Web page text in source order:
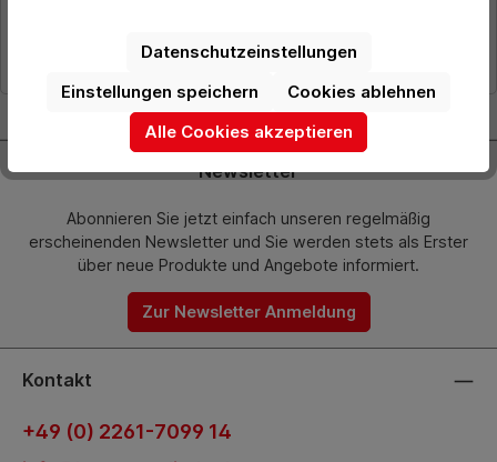
Newsletter
Abonnieren Sie jetzt einfach unseren regelmäßig
erscheinenden Newsletter und Sie werden stets als Erster
über neue Produkte und Angebote informiert.
Zur Newsletter Anmeldung
Kontakt
+49 (0) 2261-7099 14
Datenschutzeinstellungen
Cookies ablehnen
Einstellungen speichern
Alle Cookies akzeptieren